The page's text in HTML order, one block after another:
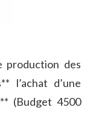
production des
l’achat d’une
(Budget 4500